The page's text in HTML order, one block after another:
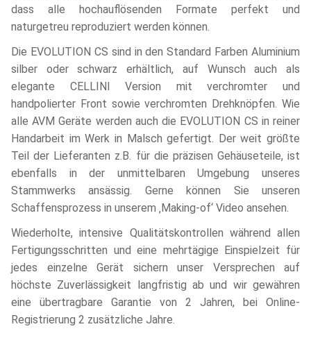
dass alle hochauflösenden Formate perfekt und
naturgetreu reproduziert werden können.
Die EVOLUTION CS sind in den Standard Farben Aluminium
silber oder schwarz erhältlich, auf Wunsch auch als
elegante CELLINI Version mit verchromter und
handpolierter Front sowie verchromten Drehknöpfen. Wie
alle AVM Geräte werden auch die EVOLUTION CS in reiner
Handarbeit im Werk in Malsch gefertigt. Der weit größte
Teil der Lieferanten z.B. für die präzisen Gehäuseteile, ist
ebenfalls in der unmittelbaren Umgebung unseres
Stammwerks ansässig. Gerne können Sie unseren
Schaffensprozess in unserem ‚Making-of‘ Video ansehen.
Wiederholte, intensive Qualitätskontrollen während allen
Fertigungsschritten und eine mehrtägige Einspielzeit für
jedes einzelne Gerät sichern unser Versprechen auf
höchste Zuverlässigkeit langfristig ab und wir gewähren
eine übertragbare Garantie von 2 Jahren, bei Online-
Registrierung 2 zusätzliche Jahre.